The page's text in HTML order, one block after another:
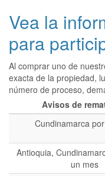
Vea la
para
Al comprar uno de
exacta de la propiedad,
número de proceso,
Avisos de
Cundinamarca
Antioquia,
un mes